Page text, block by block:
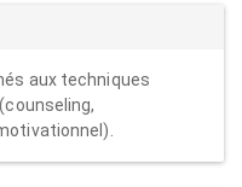
aux techniques